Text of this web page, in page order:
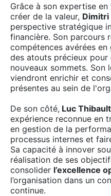
Grâce à son expertise
créer de la valeur, Dimitri
perspective stratégique
financière. Son parcours
compétences avérées
des atouts précieux
nouveaux sommets. Son
viendront enrichir et
présentes au sein de
De son côté, Luc
expérience reconnue en
en gestion de la
processus internes et
Sa capacité à innover
réalisation de ses
consolider l’excellence
l’organisation dans un
continue.